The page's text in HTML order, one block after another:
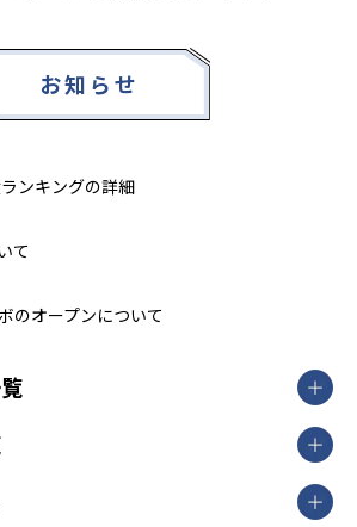
お知らせ
ンキングの詳細
て
のオープンについて
る】